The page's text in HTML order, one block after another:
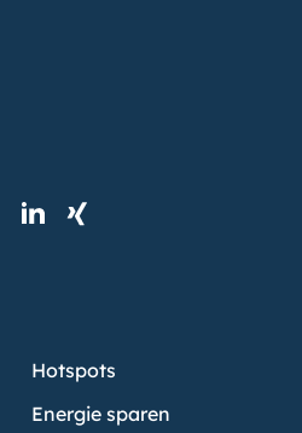
Hotspots
Energie sparen